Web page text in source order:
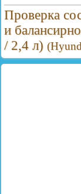
Проверка
и
/ 2,4 л)